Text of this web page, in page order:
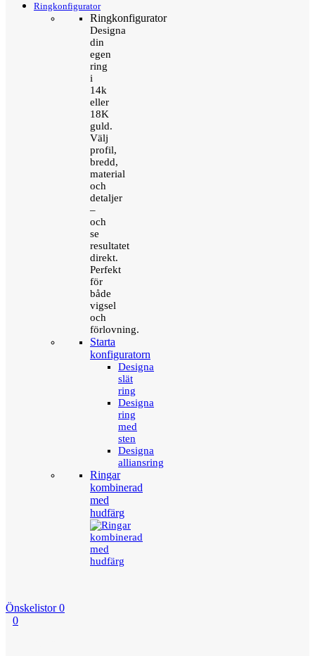
Ringkonfigurator
Ringkonfigurator
Designa
din
egen
ring
i
14k
eller
18K
guld.
Välj
profil,
bredd,
material
och
detaljer
–
och
se
resultatet
direkt.
Perfekt
för
både
vigsel
och
förlovning.
Starta
konfiguratorn
Designa
slät
ring
Designa
ring
med
sten
Designa
alliansring
Ringar
kombinerad
med
hudfärg
Önskelistor 0
0